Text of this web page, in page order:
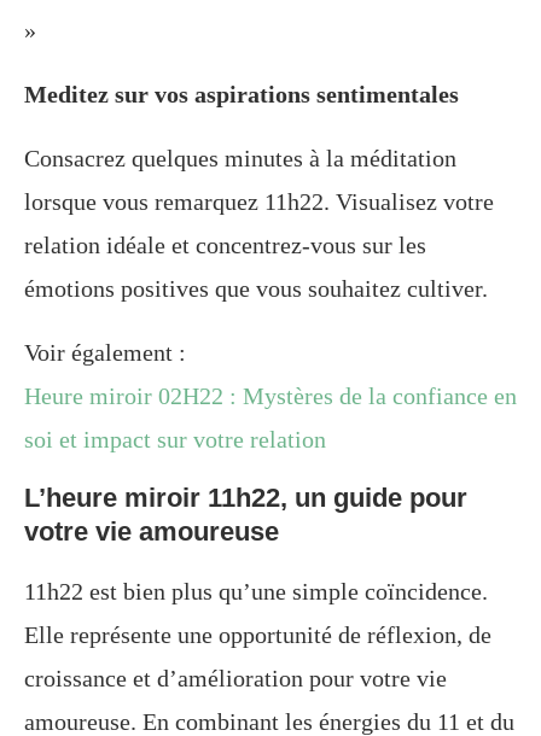
»
Meditez sur vos aspirations sentimentales
Consacrez quelques minutes à la méditation
lorsque vous remarquez 11h22. Visualisez votre
relation idéale et concentrez-vous sur les
émotions positives que vous souhaitez cultiver.
Voir également :
Heure miroir 02H22 : Mystères de la confiance en
soi et impact sur votre relation
L’heure miroir 11h22, un guide pour
votre vie amoureuse
11h22 est bien plus qu’une simple coïncidence.
Elle représente une opportunité de réflexion, de
croissance et d’amélioration pour votre vie
amoureuse. En combinant les énergies du 11 et du